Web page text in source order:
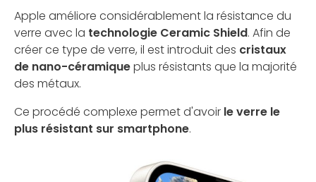
Apple améliore considérablement la résistance du
verre avec la technologie Ceramic Shield. Afin de
créer ce type de verre, il est introduit des cristaux
de nano-céramiqueplus résistants que la majorité
des métaux.
Ce procédé complexe permet d'avoir le verre le
plus résistant sur smartphone.